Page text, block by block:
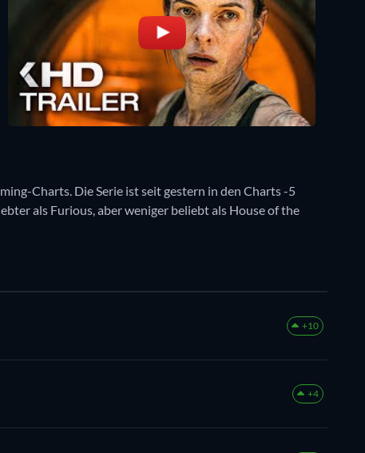
Charts. Die Serie ist seit gestern in den Charts -5
als Furious, aber weniger beliebt als House of the
+10
+4